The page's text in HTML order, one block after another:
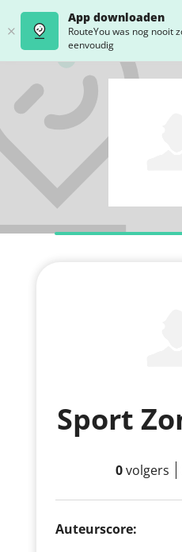
App downloaden
RouteYou was nog nooit
eenvoudig
Sport
0volgers
Auteurscore: